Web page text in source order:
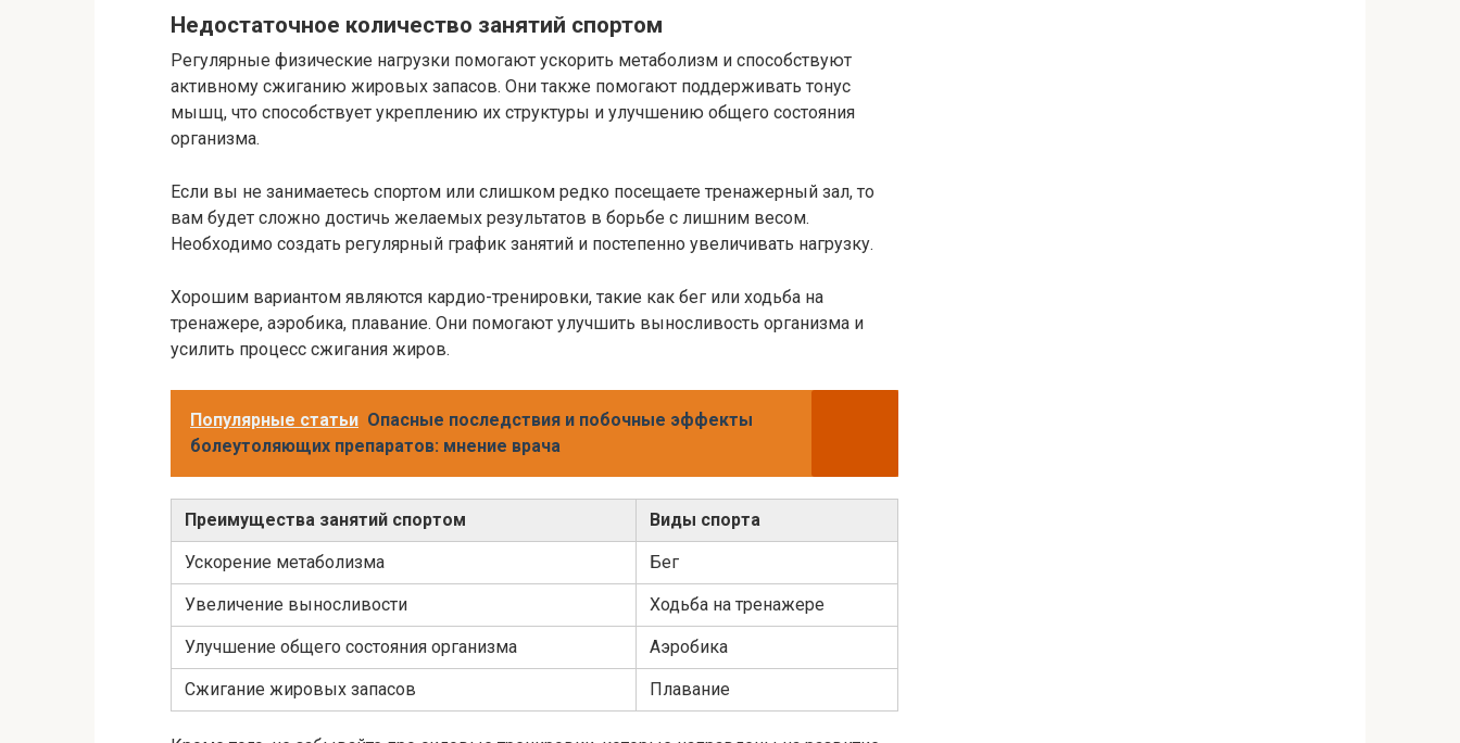
Недостаточное количество занятий спортом
Регулярные физические нагрузки помогают ускорить метаболизм и способствуют
активному сжиганию жировых запасов. Они также помогают поддерживать тонус
мышц, что способствует укреплению их структуры и улучшению общего состояния
организма.
Если вы не занимаетесь спортом или слишком редко посещаете тренажерный зал, то
вам будет сложно достичь желаемых результатов в борьбе с лишним весом.
Необходимо создать регулярный график занятий и постепенно увеличивать нагрузку.
Хорошим вариантом являются кардио-тренировки, такие как бег или ходьба на
тренажере, аэробика, плавание. Они помогают улучшить выносливость организма и
усилить процесс сжигания жиров.
Популярные статьи Опасные последствия и побочные эффекты
болеутоляющих препаратов: мнение врача
Преимущества занятий спортом Виды спорта
Ускорение метаболизма Бег
Увеличение выносливости Ходьба на тренажере
Улучшение общего состояния организма Аэробика
Сжигание жировых запасов Плавание